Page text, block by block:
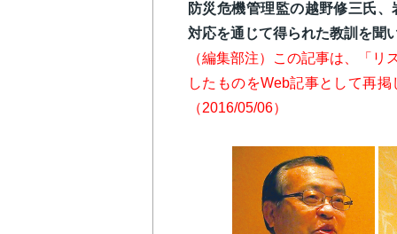
防災危機管理監の越野修三氏
対応を通じて得られた教訓を聞い
（編集部注）この記事は、「
したものをWeb記事として再
（2016/05/06）